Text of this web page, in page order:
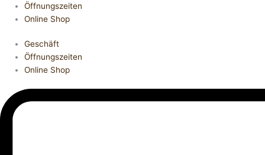
Öffnungszeiten
Online Shop
Geschäft
Öffnungszeiten
Online Shop